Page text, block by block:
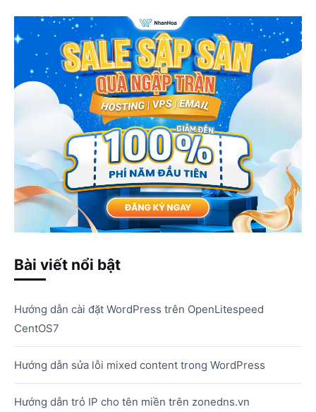
Bài viết nổi bật
Hướng dẫn cài đặt WordPress trên OpenLitespeed
CentOS7
Hướng dẫn sửa lỗi mixed content trong WordPress
Hướng dẫn trỏ IP cho tên miền trên zonedns.vn